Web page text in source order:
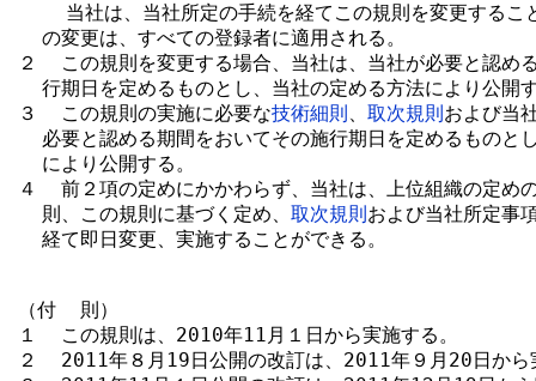
当社は、当社所定の手続を経てこの規則を変更するこ
  の変更は、すべての登録者に適用される。
２  この規則を変更する場合、当社は、当社が必要と認め
行期日を定めるものとし、当社の定める方法により公開
３  この規則の実施に必要な技術細則、 取次規則および当
必要と認める期間をおいてその施行期日を定めるものと
  により公開する。
４  前２項の定めにかかわらず、当社は、上位組織の定め
  則、この規則に基づく定め、
取次規則および当社所定事
  経て即日変更、実施することができる。
（付  則）
１  この規則は、2010年11月１日から実施する。
２  2011年８月19日公開の改訂は、2011年９月20日から